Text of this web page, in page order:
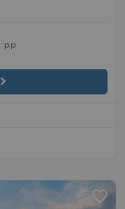
p.p.
chevron_right
favorite